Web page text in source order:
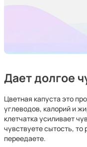
Дает долгое
Цветная капуста это
углеводов, калорий и
клетчатка усиливает
чувствуете сытость, то
переедаете.